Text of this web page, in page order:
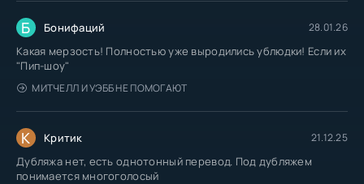
Б Бонифаций 28.01.26
Какая мерзость! Полностью уже выродились ублюдки! Если их
"Пип-шоу"
МИТЧЕЛЛ И УЭББ НЕ ПОМОГАЮТ
К Критик 21.12.25
Дубляжа нет, есть однотонный перевод. Под дубляжем
понимается многоголосый